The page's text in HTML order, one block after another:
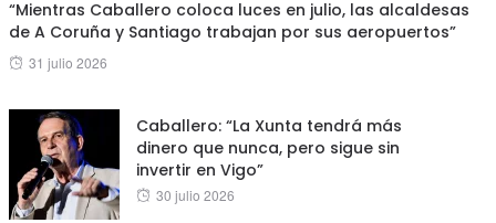
“Mientras Caballero coloca luces en julio, las alcaldesas
de A Coruña y Santiago trabajan por sus aeropuertos”
Posted
31 julio 2026
Caballero: “La Xunta tendrá más
dinero que nunca, pero sigue sin
invertir en Vigo”
Posted
30 julio 2026